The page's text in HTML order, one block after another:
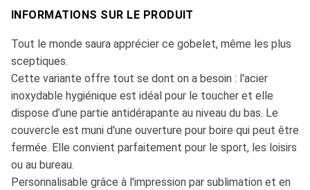
INFORMATIONS SUR LE PRODUIT
Tout le monde saura apprécier ce gobelet, même les plus
sceptiques.
Cette variante offre tout se dont on a besoin : l'acier
inoxydable hygiénique est idéal pour le toucher et elle
dispose d’une partie antidérapante au niveau du bas. Le
couvercle est muni d'une ouverture pour boire qui peut être
fermée. Elle convient parfaitement pour le sport, les loisirs
ou au bureau.
Personnalisable grâce à l'impression par sublimation et en